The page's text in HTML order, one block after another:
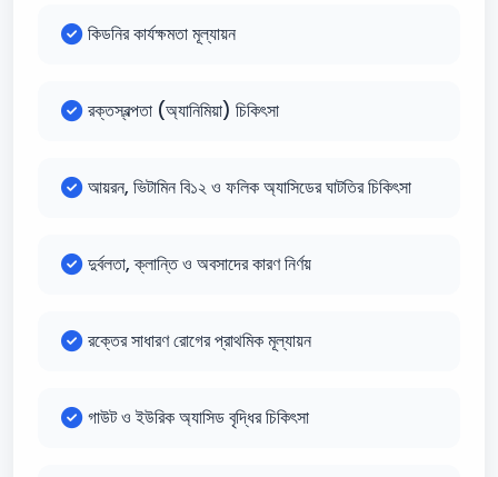
কিডনির কার্যক্ষমতা মূল্যায়ন
রক্তস্বল্পতা (অ্যানিমিয়া) চিকিৎসা
আয়রন, ভিটামিন বি১২ ও ফলিক অ্যাসিডের ঘাটতির চিকিৎসা
দুর্বলতা, ক্লান্তি ও অবসাদের কারণ নির্ণয়
রক্তের সাধারণ রোগের প্রাথমিক মূল্যায়ন
গাউট ও ইউরিক অ্যাসিড বৃদ্ধির চিকিৎসা